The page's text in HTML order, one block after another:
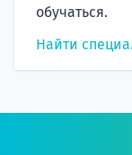
обучаться.
Найти